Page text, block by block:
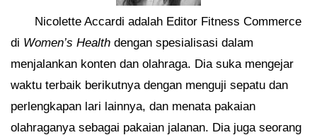
Nicolette Accardi adalah Editor Fitness Commerce
di Women’s Health dengan spesialisasi dalam
menjalankan konten dan olahraga. Dia suka mengejar
waktu terbaik berikutnya dengan menguji sepatu dan
perlengkapan lari lainnya, dan menata pakaian
olahraganya sebagai pakaian jalanan. Dia juga seorang